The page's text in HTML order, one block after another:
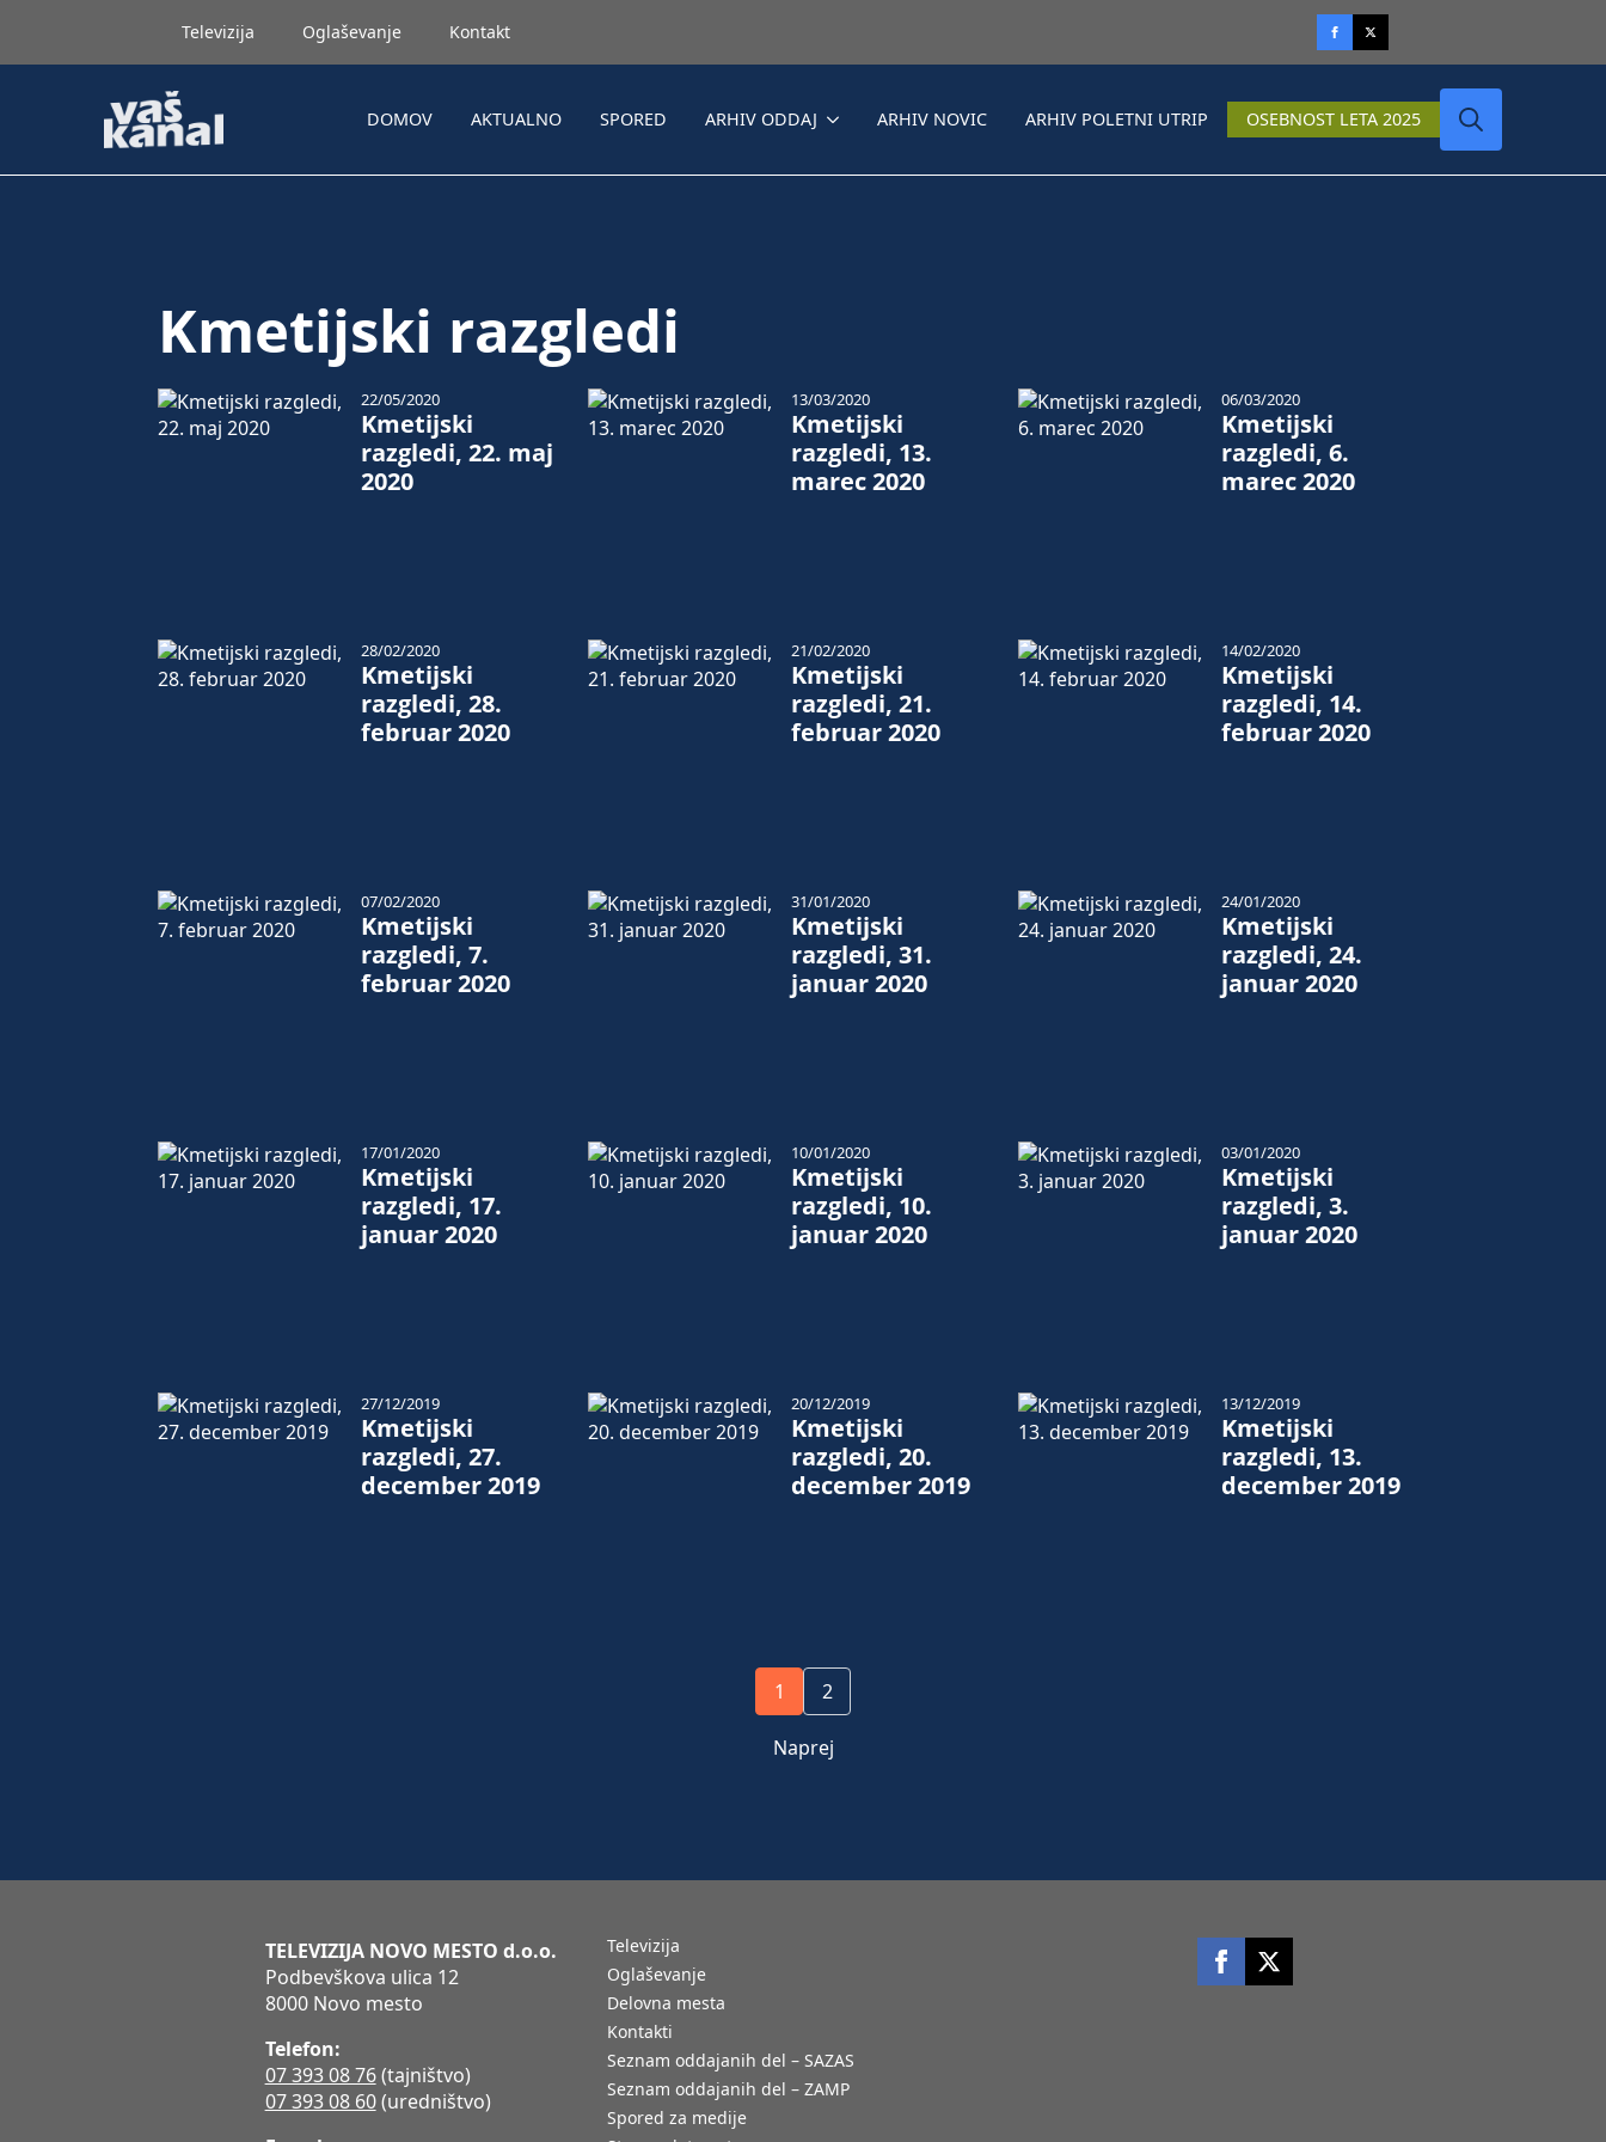
Televizija Oglaševanje Kontakt
DOMOV AKTUALNO SPORED ARHIV ODDAJ ARHIV NOVIC ARHIV POLETNI UTRIP OSEBNOST LETA 2025
Kmetijski razgledi
Kmetijski
razgledi, 22. maj
2020
22/05/2020
Kmetijski
razgledi, 13.
marec 2020
13/03/2020
Kmetijski
razgledi, 6.
marec 2020
06/03/2020
Kmetijski
razgledi, 28.
februar 2020
28/02/2020
Kmetijski
razgledi, 21.
februar 2020
21/02/2020
Kmetijski
razgledi, 14.
februar 2020
14/02/2020
Kmetijski
razgledi, 7.
februar 2020
07/02/2020
Kmetijski
razgledi, 31.
januar 2020
31/01/2020
Kmetijski
razgledi, 24.
januar 2020
24/01/2020
Kmetijski
razgledi, 17.
januar 2020
17/01/2020
Kmetijski
razgledi, 10.
januar 2020
10/01/2020
Kmetijski
razgledi, 3.
januar 2020
03/01/2020
Kmetijski
razgledi, 27.
december 2019
27/12/2019
Kmetijski
razgledi, 20.
december 2019
20/12/2019
Kmetijski
razgledi, 13.
december 2019
13/12/2019
1 2
Naprej
TELEVIZIJA NOVO MESTO d.o.o.
Podbevškova ulica 12
8000 Novo mesto
Telefon:
07 393 08 76(tajništvo)
07 393 08 60(uredništvo)
Televizija
Oglaševanje
Delovna mesta
Kontakti
Seznam oddajanih del – SAZAS
Seznam oddajanih del – ZAMP
Spored za medije